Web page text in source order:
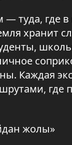
туда, где
хранит
Каждая
где
жолы»